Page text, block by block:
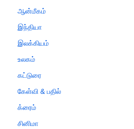
ஆன்மீகம்
இந்தியா
இலக்கியம்
உலகம்
கட்டுரை
கேள்வி & பதில்
க்ரைம்
சினிமா